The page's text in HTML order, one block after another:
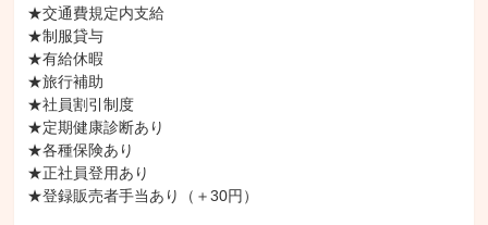
★交通費規定内支給
★制服貸与
★有給休暇
★旅行補助
★社員割引制度
★定期健康診断あり
★各種保険あり
★正社員登用あり
★登録販売者手当あり（＋30円）